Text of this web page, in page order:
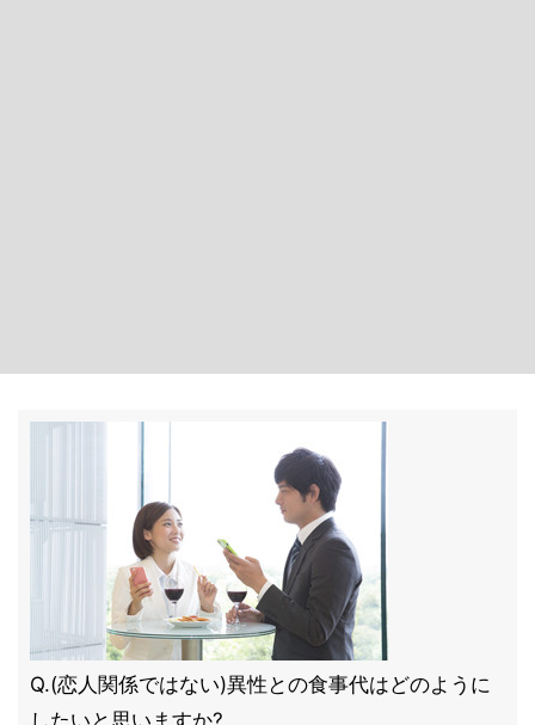
Q.(恋人関係ではない)異性との食事代はどのように
したいと思いますか?